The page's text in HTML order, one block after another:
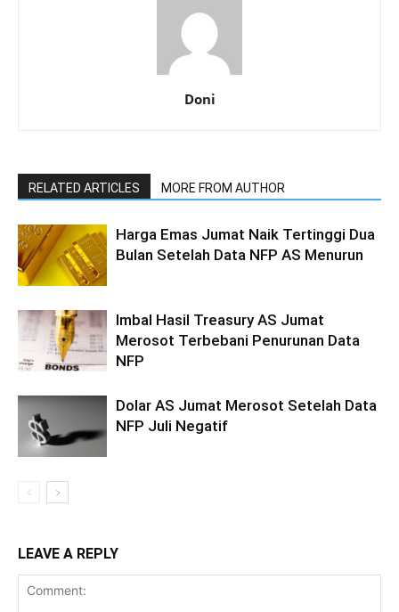
Doni
RELATED ARTICLES MORE FROM AUTHOR
Harga Emas Jumat Naik Tertinggi Dua
Bulan Setelah Data NFP AS Menurun
Imbal Hasil Treasury AS Jumat
Merosot Terbebani Penurunan Data
NFP
Dolar AS Jumat Merosot Setelah Data
NFP Juli Negatif
LEAVE A REPLY